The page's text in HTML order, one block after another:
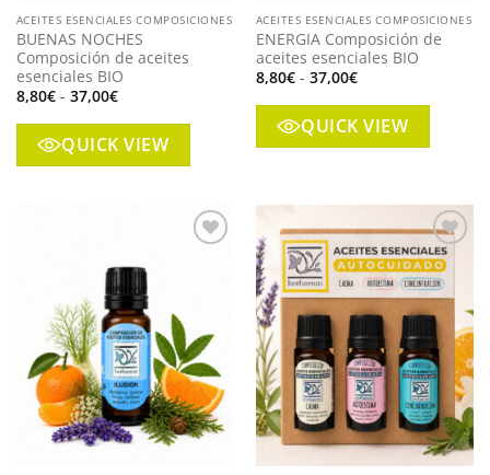
ACEITES ESENCIALES COMPOSICIONES
BUENAS NOCHES
Composición de aceites
esenciales BIO
8,80€ - 37,00€Rango
de
precios:
desde
8,80€
hasta
QUICK VIEW
ACEITES ESENCIALES COMPOSICIONES
ENERGIA Composición de
aceites esenciales BIO
8,80€ - 37,00€Rango
de
precios:
desde
8,80€
hasta
QUICK VIEW
Añadir
a mi
lista